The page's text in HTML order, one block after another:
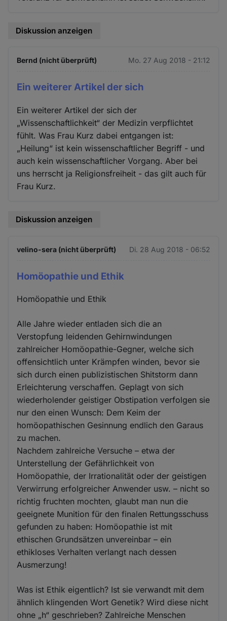
Diskussion anzeigen
Bernd (nicht überprüft) Mo. 27 Aug 2018 - 21:12
Ein weiterer Artikel der sich
Ein weiterer Artikel der sich der
„Wissenschaftlichkeit“ der Medizin verpflichtet
fühlt. Was Frau Kurz dabei entgangen ist:
„Heilung“ ist kein wissenschaftlicher Begriff - und
auch kein wissenschaftlicher Vorgang. Aber bei
uns herrscht ja Religionsfreiheit - das gilt auch für
Frau Kurz.
Diskussion anzeigen
velino-sera (nicht überprüft) Di. 28 Aug 2018 - 06:52
Homöopathie und Ethik
Homöopathie und Ethik
Alle Jahre wieder entladen sich die an
Verstopfung leidenden Gehirnwindungen
zahlreicher Homöopathie-Gegner, welche sich
offensichtlich unter Krämpfen winden, bevor sie
sich durch einen publizistischen Shitstorm dann
Erleichterung verschaffen. Geplagt von sich
wiederholender geistiger Obstipation verfolgen sie
nur den einen Wunsch: Dem Keim der
homöopathischen Gesinnung endlich den Garaus
zu machen.
Nachdem zahlreiche Versuche – etwa der
Unterstellung der Gefährlichkeit von
Homöopathie, der Irrationalität oder der geistigen
Verwirrung erfolgreicher Anwender usw. – nicht so
richtig fruchten mochten, glaubt man nun die
geeignete Munition für den finalen Rettungsschuss
gefunden zu haben: Homöopathie ist mit
ethischen Grundsätzen unvereinbar – ein
ethikloses Verhalten verlangt nach dessen
Ausmerzung!
Was ist Ethik eigentlich? Ist sie verwandt mit dem
ähnlich klingenden Wort Genetik? Wird diese nicht
ohne „h“ geschrieben? Zahlreiche Menschen